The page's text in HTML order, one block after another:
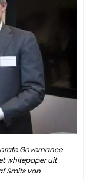
Governance
whitepaper uit
Smits van